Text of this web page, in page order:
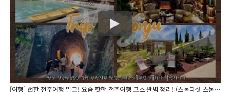
[여행] 뻔한 전주여행 말고! 요즘 핫한 전주여행 코스 완벽 정리! (스물다섯 스물하나 촬영지까지)